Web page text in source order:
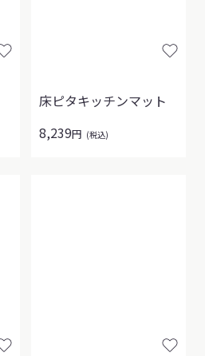
床ピタキッチンマット
8,239円 (税込)